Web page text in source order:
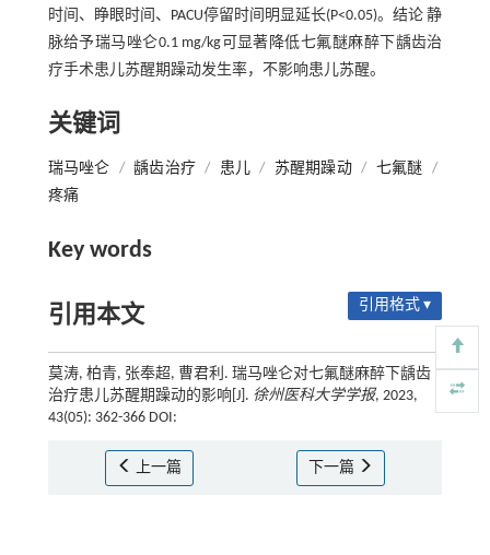
时间、睁眼时间、PACU停留时间明显延长(P<0.05)。结论 静
脉给予瑞马唑仑0.1 mg/kg可显著降低七氟醚麻醉下龋齿治
疗手术患儿苏醒期躁动发生率，不影响患儿苏醒。
关键词
瑞马唑仑 / 龋齿治疗 / 患儿 / 苏醒期躁动 / 七氟醚 /
疼痛
Key words
引用本文 引用格式 ▾
莫涛, 柏青, 张奉超, 曹君利. 瑞马唑仑对七氟醚麻醉下龋齿
治疗患儿苏醒期躁动的影响[J]. 徐州医科大学学报, 2023,
43(05): 362-366 DOI:
上一篇 下一篇